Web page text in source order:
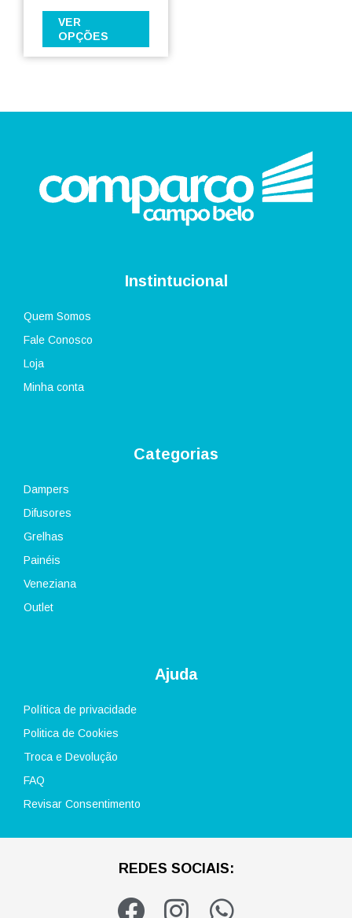
VER
OPÇÕES
do
Instintucional
Quem Somos
Fale Conosco
Loja
Minha conta
Categorias
Dampers
Difusores
Grelhas
Painéis
Veneziana
Outlet
Ajuda
Política de privacidade
Politica de Cookies
Troca e Devolução
FAQ
Revisar Consentimento
REDES SOCIAIS:
F
I
W